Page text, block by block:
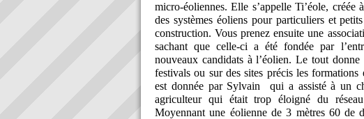
micro-éoliennes. Elle s’appelle Ti’éole,
des systèmes éoliens pour particuliers et
construction. Vous prenez ensuite une
sachant que celle-ci a été fondée par
nouveaux candidats à l’éolien. Le tout
festivals ou sur des sites précis les
est donnée par Sylvain
qui a assisté à un
agriculteur qui était trop éloigné du
Moyennant une éolienne de 3 mètres 60 de